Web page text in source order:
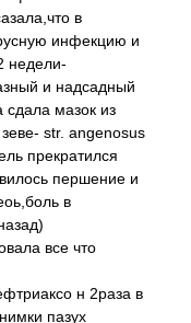
в
инфекцию и
недели-
и надсадный
мазок из
str. angenosus
прекратился
першение и
в
все что
н 2раза в
пазух